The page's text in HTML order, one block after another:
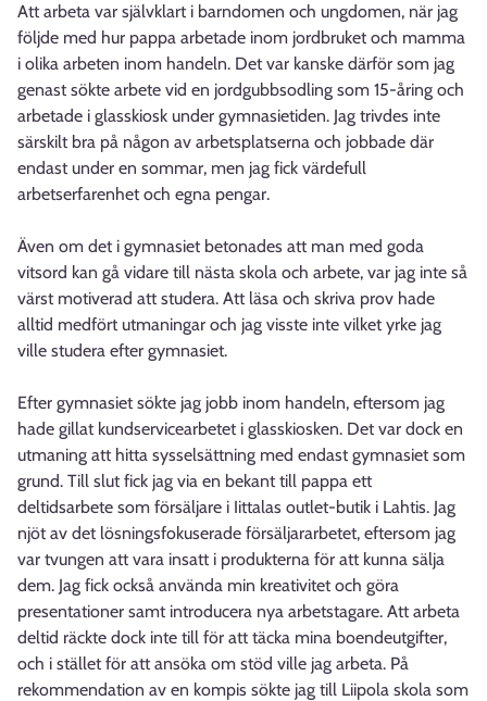
Att arbeta var självklart i barndomen och ungdomen, när jag
följde med hur pappa arbetade inom jordbruket och mamma
i olika arbeten inom handeln. Det var kanske därför som jag
genast sökte arbete vid en jordgubbsodling som 15-åring och
arbetade i glasskiosk under gymnasietiden. Jag trivdes inte
särskilt bra på någon av arbetsplatserna och jobbade där
endast under en sommar, men jag fick värdefull
arbetserfarenhet och egna pengar.
Även om det i gymnasiet betonades att man med goda
vitsord kan gå vidare till nästa skola och arbete, var jag inte så
värst motiverad att studera. Att läsa och skriva prov hade
alltid medfört utmaningar och jag visste inte vilket yrke jag
ville studera efter gymnasiet.
Efter gymnasiet sökte jag jobb inom handeln, eftersom jag
hade gillat kundservicearbetet i glasskiosken. Det var dock en
utmaning att hitta sysselsättning med endast gymnasiet som
grund. Till slut fick jag via en bekant till pappa ett
deltidsarbete som försäljare i Iittalas outlet-butik i Lahtis. Jag
njöt av det lösningsfokuserade försäljararbetet, eftersom jag
var tvungen att vara insatt i produkterna för att kunna sälja
dem. Jag fick också använda min kreativitet och göra
presentationer samt introducera nya arbetstagare. Att arbeta
deltid räckte dock inte till för att täcka mina boendeutgifter,
och i stället för att ansöka om stöd ville jag arbeta. På
rekommendation av en kompis sökte jag till Liipola skola som